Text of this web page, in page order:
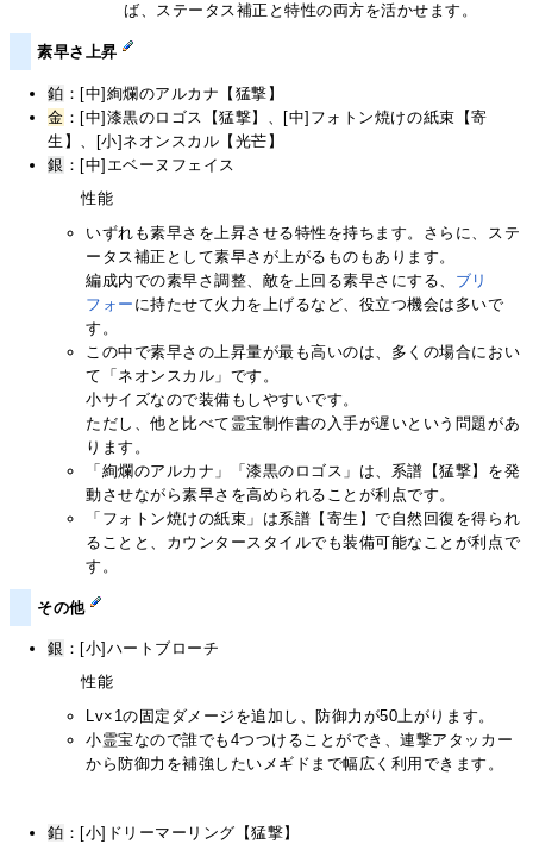
ば、ステータス補正と特性の両方を活かせます。
素早さ上昇
鉑 ：[中]絢爛のアルカナ【猛撃】
金 ：[中]漆黒のロゴス【猛撃】、[中]フォトン焼けの紙束【寄
生】、[小]ネオンスカル【光芒】
銀 ：[中]エベーヌフェイス
性能
いずれも素早さを上昇させる特性を持ちます。さらに、ステ
ータス補正として素早さが上がるものもあります。
編成内での素早さ調整、敵を上回る素早さにする、 ブリ
フォー に持たせて火力を上げるなど、役立つ機会は多いで
す。
この中で素早さの上昇量が最も高いのは、多くの場合におい
て「ネオンスカル」です。
小サイズなので装備もしやすいです。
ただし、他と比べて霊宝制作書の入手が遅いという問題があ
ります。
「絢爛のアルカナ」「漆黒のロゴス」は、系譜【猛撃】を発
動させながら素早さを高められることが利点です。
「フォトン焼けの紙束」は系譜【寄生】で自然回復を得られ
ることと、カウンタースタイルでも装備可能なことが利点で
す。
その他
銀 ：[小]ハートブローチ
性能
Lv×1の固定ダメージを追加し、防御力が50上がります。
小霊宝なので誰でも4つつけることができ、連撃アタッカー
から防御力を補強したいメギドまで幅広く利用できます。
鉑 ：[小]ドリーマーリング【猛撃】